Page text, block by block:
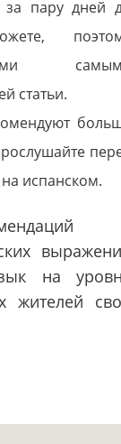
за пару дней
статьи.
испанском.
на
жителей